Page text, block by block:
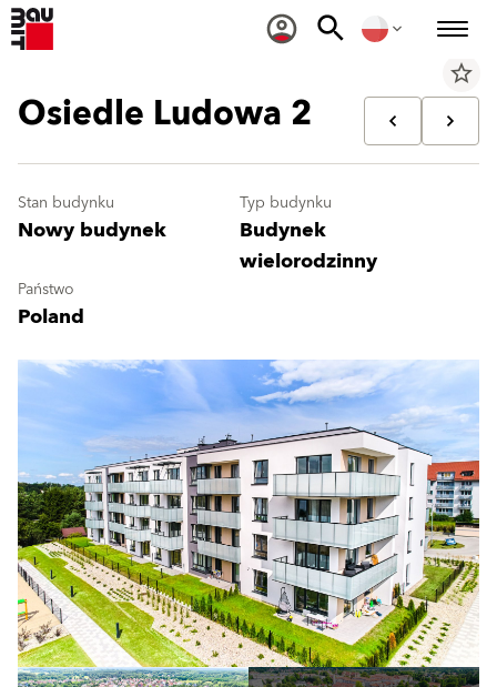
star_border
Osiedle Ludowa 2
Stan budynku
Nowy budynek
Typ budynku
Budynek
wielorodzinny
Państwo
Poland